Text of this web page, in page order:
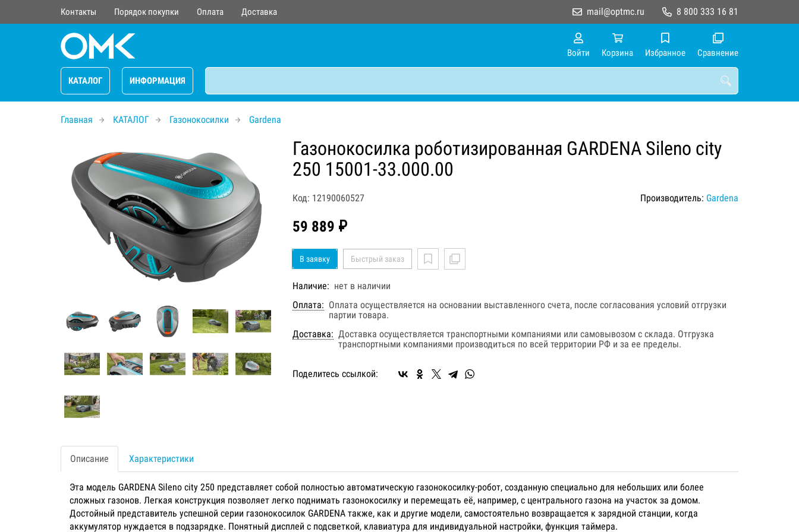
Контакты Порядок покупки Оплата Доставка 8 800 333 16 81
mail@optmc.ru
Войти Корзина Избранное Сравнение
КАТАЛОГ ИНФОРМАЦИЯ
Главная КАТАЛОГ Газонокосилки Gardena
Газонокосилка роботизированная GARDENA Sileno city
250 15001-33.000.00
Код: 12190060527 Производитель: Gardena
59 889 ₽
В заявку Быстрый заказ
Наличие: нет в наличии
Оплата: Оплата осуществляется на основании выставленного счета, после согласования условий отгрузки
партии товара.
Доставка: Доставка осуществляется транспортными компаниями или самовывозом с склада. Отгрузка
транспортными компаниями производиться по всей территории РФ и за ее пределы.
Поделитесь ссылкой:
Описание Характеристики
Эта модель GARDENA Sileno city 250 представляет собой полностью автоматическую газонокосилку-робот, созданную специально для небольших или более
сложных газонов. Легкая конструкция позволяет легко поднимать газонокосилку и перемещать её, например, с центрального газона на участок за домом.
Достойный представитель успешной серии газонокосилок GARDENA также, как и другие модели, самостоятельно возвращается к зарядной станции, когда
аккумулятор нуждается в подзарядке. Понятный дисплей с подсветкой, клавиатура для индивидуальной настройки, функция таймера.